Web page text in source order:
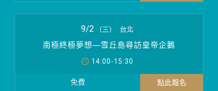
南極終極夢想—雪丘島尋訪皇帝企鵝
9/2 （三） 台北
14:00-15:30
免費